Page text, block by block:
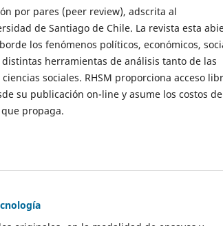
por pares (peer review), adscrita al
de Santiago de Chile. La revista esta
los fenómenos políticos, económicos,
herramientas de análisis tanto de las
sociales. RHSM proporciona acceso
su publicación on-line y asume los costos de
propaga.